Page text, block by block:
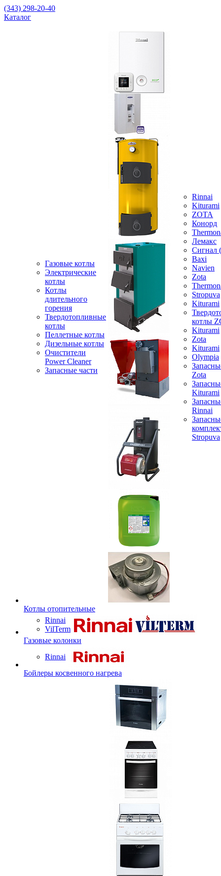
(343) 298-20-40
Каталог
Газовые котлы
Электрические
котлы
Котлы
длительного
горения
Твердотопливные
котлы
Пеллетные котлы
Дизельные котлы
Очистители
Power Cleaner
Запасные части
Rinnai
Kiturami
ZOTA
Конорд
Лемакс
Baxi
Navien
Zota
Stropuva
Kiturami
котлы
Kiturami
Zota
Kiturami
Olympia
Zota
Kiturami
Rinnai
Stropuva
Котлы отопительные
Rinnai
VilTerm
Газовые колонки
Rinnai
Бойлеры косвенного нагрева